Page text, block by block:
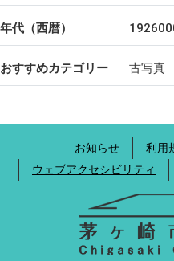
年代（西暦）
おすすめカテゴリー 古写真
お知らせ 利用
ウェブアクセシビリティ